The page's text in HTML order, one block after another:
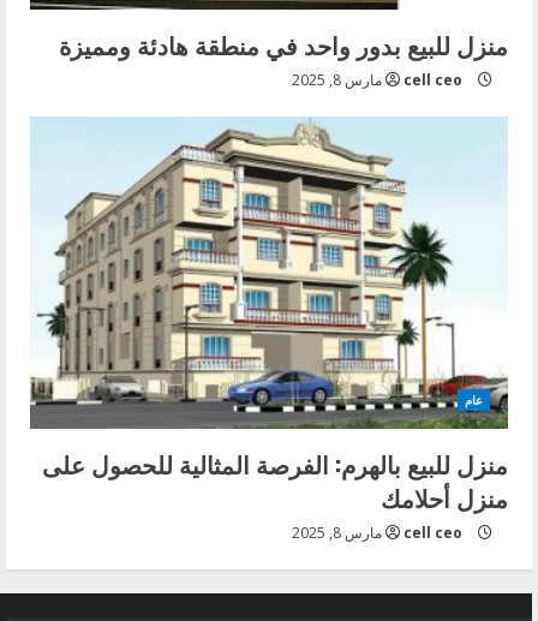
منزل للبيع بدور واحد في منطقة هادئة ومميزة
cell ceo مارس 8, 2025
عام
منزل للبيع بالهرم: الفرصة المثالية للحصول على
منزل أحلامك
cell ceo مارس 8, 2025